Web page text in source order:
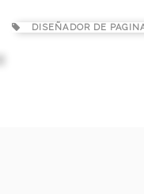
DISEÑADOR DE